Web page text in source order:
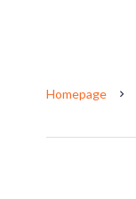
Homepage